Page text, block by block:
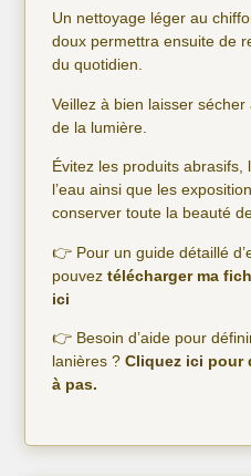
Un nettoyage léger au
doux permettra ensuite de
du quotidien.
Veillez à bien laisser sécher
de la lumière.
Évitez les produits
l’eau ainsi que les
conserver toute la beauté
👉 Pour un guide détaillé
pouveztélécharger ma
ici
👉 Besoin d’aide pour
lanières ?Cliquez ici pour
à pas.